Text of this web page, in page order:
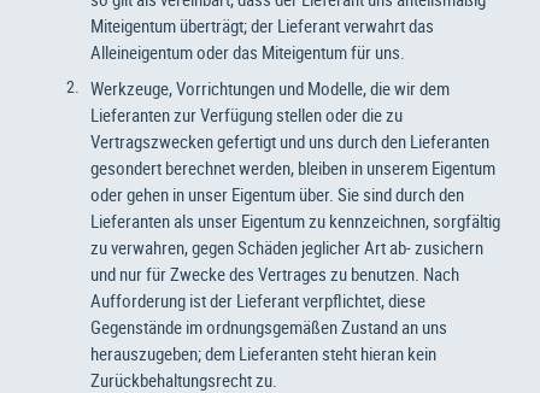
Miteigentum überträgt; der Lieferant verwahrt das
Alleineigentum oder das Miteigentum für uns.
Werkzeuge, Vorrichtungen und Modelle, die wir dem
Lieferanten zur Verfügung stellen oder die zu
Vertragszwecken gefertigt und uns durch den Lieferanten
gesondert berechnet werden, bleiben in unserem Eigentum
oder gehen in unser Eigentum über. Sie sind durch den
Lieferanten als unser Eigentum zu kennzeichnen, sorgfältig
zu verwahren, gegen Schäden jeglicher Art ab- zusichern
und nur für Zwecke des Vertrages zu benutzen. Nach
Aufforderung ist der Lieferant verpflichtet, diese
Gegenstände im ordnungsgemäßen Zustand an uns
herauszugeben; dem Lieferanten steht hieran kein
Zurückbehaltungsrecht zu.